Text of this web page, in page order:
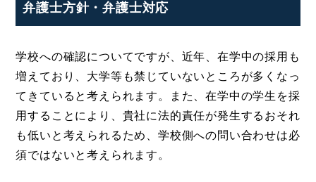
弁護士方針・弁護士対応
学校への確認についてですが、近年、在学中の採用も
増えており、大学等も禁じていないところが多くなっ
てきていると考えられます。また、在学中の学生を採
用することにより、貴社に法的責任が発生するおそれ
も低いと考えられるため、学校側への問い合わせは必
須ではないと考えられます。